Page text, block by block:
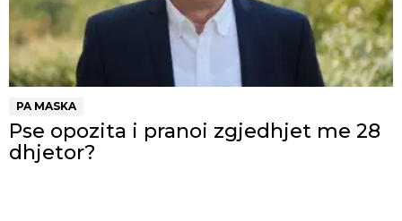
PA MASKA
Pse opozita i pranoi zgjedhjet me 28
dhjetor?